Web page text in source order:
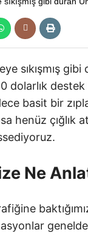
sıkışmış
dolarlık
basit bir
henüz çığlık
Ne